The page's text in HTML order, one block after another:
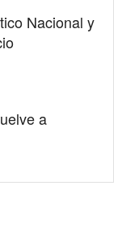
Nacional y
a